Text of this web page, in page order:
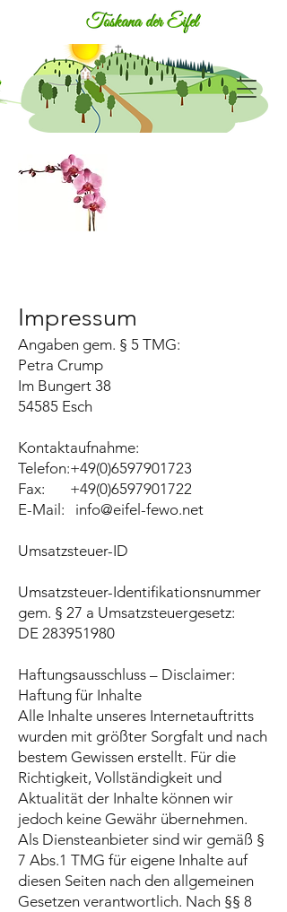
Impressum
Angaben gem. § 5 TMG:
Petra Crump
Im Bungert 38
54585 Esch
Kontaktaufnahme:
Telefon:+49(0)6597901723
Fax: +49(0)6597901722
E-Mail: info@eifel-fewo.net
Umsatzsteuer-ID
Umsatzsteuer-Identifikationsnummer
gem. § 27 a Umsatzsteuergesetz:
DE 283951980
Haftungsausschluss – Disclaimer:
Haftung für Inhalte
Alle Inhalte unseres Internetauftritts
wurden mit größter Sorgfalt und nach
bestem Gewissen erstellt. Für die
Richtigkeit, Vollständigkeit und
Aktualität der Inhalte können wir
jedoch keine Gewähr übernehmen.
Als Diensteanbieter sind wir gemäß §
7 Abs.1 TMG für eigene Inhalte auf
diesen Seiten nach den allgemeinen
Gesetzen verantwortlich. Nach §§ 8